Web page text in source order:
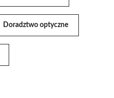
Doradztwo optyczne